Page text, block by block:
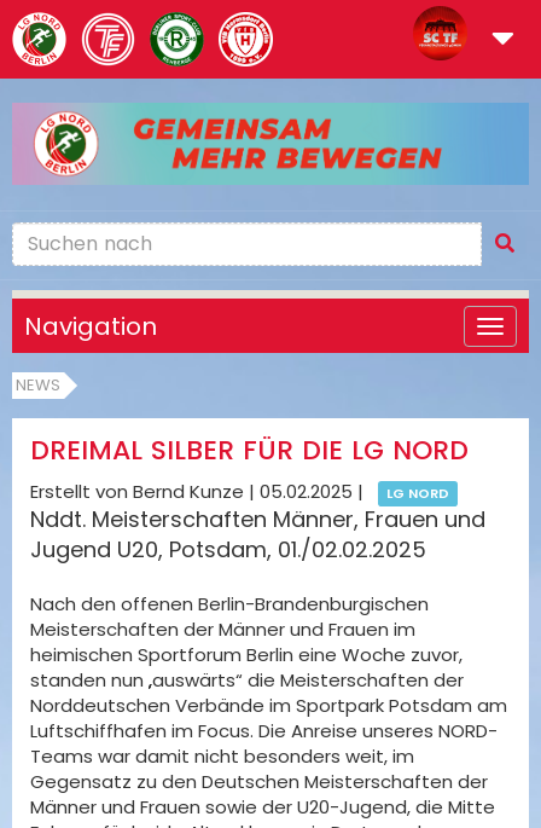
Navigation
NEWS
DREIMAL SILBER FÜR DIE LG NORD
Erstellt von Bernd Kunze | 05.02.2025 | LG NORD
Nddt. Meisterschaften Männer, Frauen und
Jugend U20, Potsdam, 01./02.02.2025
Nach den offenen Berlin-Brandenburgischen
Meisterschaften der Männer und Frauen im
heimischen Sportforum Berlin eine Woche zuvor,
standen nun „auswärts“ die Meisterschaften der
Norddeutschen Verbände im Sportpark Potsdam am
Luftschiffhafen im Focus. Die Anreise unseres NORD-
Teams war damit nicht besonders weit, im
Gegensatz zu den Deutschen Meisterschaften der
Männer und Frauen sowie der U20-Jugend, die Mitte